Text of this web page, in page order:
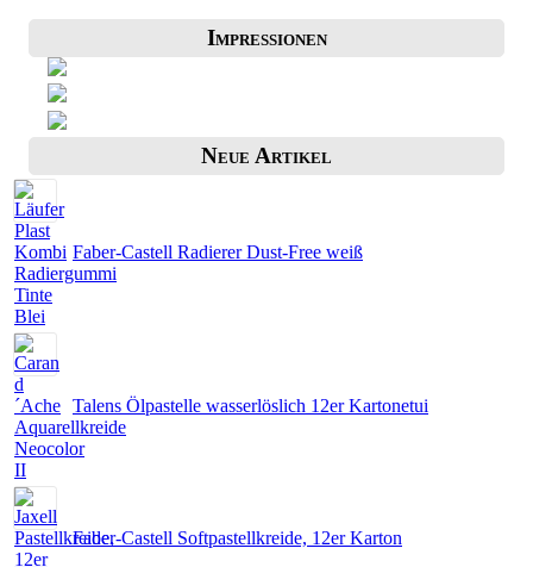
Impressionen
Neue Artikel
Faber-Castell Radierer Dust-Free weiß
Talens Ölpastelle wasserlöslich 12er Kartonetui
Faber-Castell Softpastellkreide, 12er Karton